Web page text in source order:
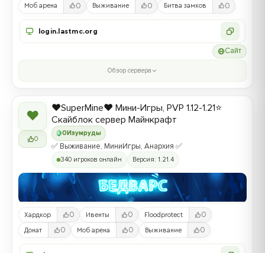
Моб арена 0 Выживание 0 Битва замков 0
login.lastmc.org
Сайт
Обзор сервера
❤
0
0 Изумруды
❤️SuperMine❤️ Мини-Игры, PVP 1.12-1.21⭐
Скайблок сервер Майнкрафт
✅ Выживание, МиниИгры, Анархия ✅
340 игроков онлайн Версия: 1.21.4
Хардкор 0 Ивенты 0 Floodprotect 0
Донат 0 Моб арена 0 Выживание 0